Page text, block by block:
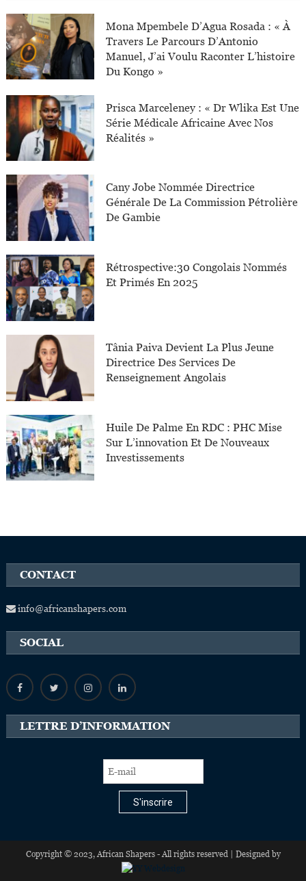
Mona Mpembele D’Agua Rosada : « À
Travers Le Parcours D’Antonio
Manuel, J’ai Voulu Raconter L’histoire
Du Kongo »
Prisca Marceleney : « Dr Wlika Est Une
Série Médicale Africaine Avec Nos
Réalités »
Cany Jobe Nommée Directrice
Générale De La Commission Pétrolière
De Gambie
Rétrospective:30 Congolais Nommés
Et Primés En 2025
Tânia Paiva Devient La Plus Jeune
Directrice Des Services De
Renseignement Angolais
Huile De Palme En RDC : PHC Mise
Sur L’innovation Et De Nouveaux
Investissements
CONTACT
info@africanshapers.com
SOCIAL
LETTRE D’INFORMATION
S'inscrire
Copyright © 2023, African Shapers - All rights reserved | Designed by